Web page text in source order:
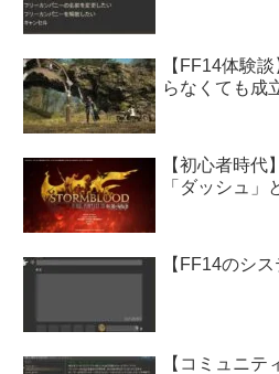
【FF14体験
らなくても成
【初心者時代
「ダッシュ」
【FF14のシ
【コミュニテ